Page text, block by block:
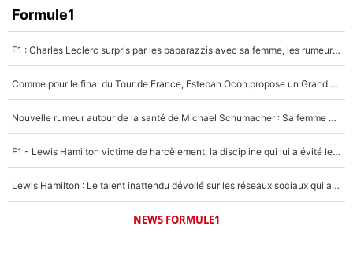
Formule1
F1 : Charles Leclerc surpris par les paparazzis avec sa femme, les rumeurs étaient vraies !
Comme pour le final du Tour de France, Esteban Ocon propose un Grand Prix de Formule 1 à Paris : «Autour de l’Arc de Triomphe, ce serait génial» !
Nouvelle rumeur autour de la santé de Michael Schumacher : Sa femme Corinna sort du silence
F1 - Lewis Hamilton victime de harcèlement, la discipline qui lui a évité le pire : «J'aurais probablement mal tourné»
Lewis Hamilton : Le talent inattendu dévoilé sur les réseaux sociaux qui a impressionné Kim Kardashian pendant leurs vacances en amoureux !
NEWS FORMULE1